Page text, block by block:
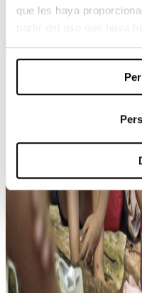
que les haya